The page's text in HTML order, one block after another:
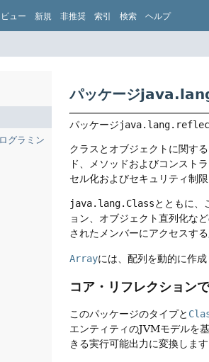
ュー 新規 非推奨 索引 検索 ヘルプ
グラミン
パッケージ
パッケージ
クラスとオブジェクトに関す
ド、メソッドおよびコンスト
セル化およびセキュリティ制
java.lang.Classとともに、
ョン、オブジェクト直列化な
されたメンバーにアクセスす
Arrayには、配列を動的に作
コア・リフレクション
このパッケージのタイプと
エンティティのJVMモデルを
きる実行可能出力に変換します